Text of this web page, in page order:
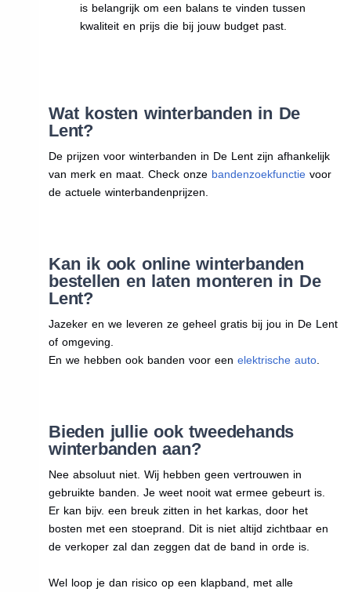
is belangrijk om een balans te vinden tussen
kwaliteit en prijs die bij jouw budget past.
Wat kosten winterbanden in De
Lent?
De prijzen voor winterbanden in De Lent zijn afhankelijk
van merk en maat. Check onze bandenzoekfunctievoor
de actuele winterbandenprijzen.
Kan ik ook online winterbanden
bestellen en laten monteren in De
Lent?
Jazeker en we leveren ze geheel gratis bij jou in De Lent
of omgeving.
En we hebben ook banden voor een elektrische auto.
Bieden jullie ook tweedehands
winterbanden aan?
Nee absoluut niet. Wij hebben geen vertrouwen in
gebruikte banden. Je weet nooit wat ermee gebeurt is.
Er kan bijv. een breuk zitten in het karkas, door het
bosten met een stoeprand. Dit is niet altijd zichtbaar en
de verkoper zal dan zeggen dat de band in orde is.
Wel loop je dan risico op een klapband, met alle